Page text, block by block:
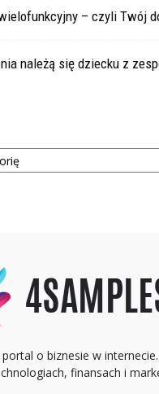
– czyli Twój
należą się dziecku z
o biznesie w
finansach i